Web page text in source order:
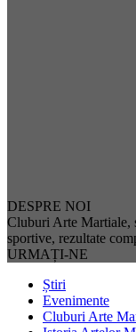
DESPRE NOI
Cluburi Arte Martiale,
sportive, rezultate
URMAȚI-NE
Știri
Evenimente
Cluburi Arte